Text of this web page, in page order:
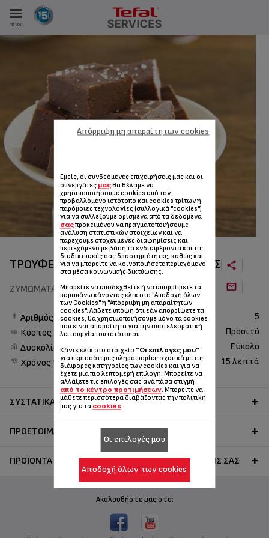
Μενού
ΜΑΣ
ΤΡΟΎΦΕΣ ΜΕ ΚΟΜΜΑΤΆΚΙΑ ΣΟΚΟΛΆΤΑΣ
ΖΎΜΩΜΑΤΑ
Αριθμός ατόμων
5
Κόστος
Προσιτό
Δυσκολία
Εύκολο
Χρόνος προετοιμασίας
15 λεπτά
ΣΥΣΤΑΤΙΚΆ
ΠΡΟΕΤΟΙΜΑΣΊΑ
ΠΡΟΪΌΝΤΑ TEFAL ΓΙΑ ΤΗΝ ΕΚΤΈΛΕΣΗ ΤΗΣ ΣΥΝΤΑΓΉΣ ΣΑΣ
Ακολουθήστε μας στο:
Εμείς, οι συνδεόμενες επιχειρήσεις μας και οι
συνεργάτες μαςθα θέλαμε να
χρησιμοποιήσουμε cookies από τον
προβαλλόμενο ιστότοπο και cookies τρίτων ή
παρόμοιες τεχνολογίες (συλλογικά "cookies")
για να συλλέξουμε ορισμένα από τα δεδομένα
σαςπροκειμένου να πραγματοποιήσουμε
ανάλυση στατιστικών στοιχείων και να
παρέχουμε στοχευμένες διαφημίσεις και
περιεχόμενο με βάση τα ενδιαφέροντα και τις
διαδικτυακές σας δραστηριότητες, καθώς και
για να μπορείτε να κοινοποιήσετε περιεχόμενο
στα μέσα κοινωνικής δικτύωσης.
Μπορείτε να αποδεχθείτε ή να απορρίψετε τα
παραπάνω κάνοντας κλικ στο "Αποδοχή όλων
των Cookies" ή "Απόρριψη μη απαραίτητων
cookies". Λάβετε υπόψη ότι εάν απορρίψετε τα
cookies, θα χρησιμοποιήσουμε μόνο τα cookies
που είναι απαραίτητα για την αποτελεσματική
λειτουργία του ιστότοπου.
Κάντε κλικ στο στοιχείο "Οι επιλογές μου"
για περισσότερες πληροφορίες σχετικά με τις
διάφορες κατηγορίες των cookies και για να
έχετε μια πιο λεπτομερή επιλογή. Μπορείτε να
αλλάξετε τις επιλογές σας ανά πάσα στιγμή
από το κέντρο προτιμήσεων. Μπορείτε να
μάθετε περισσότερα διαβάζοντας την πολιτική
μας για τα cookies.
Απόρριψη μη απαραίτητων cookies
Οι επιλογές μου
Αποδοχή όλων των cookies